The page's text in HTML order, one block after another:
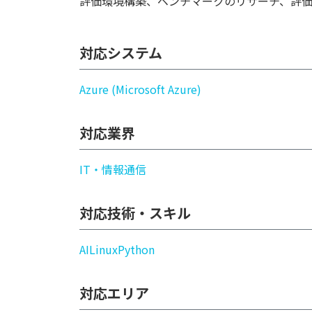
対応システム
Azure (Microsoft Azure)
対応業界
IT・情報通信
対応技術・スキル
AILinuxPython
対応エリア